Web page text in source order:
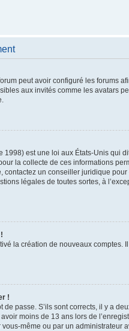
peut avoir configuré les forums
aux invités comme les avatars
1998) est une loi aux États-Unis qui
la collecte de ces informations
contactez un conseiller juridique
légales de toutes sortes, à
la création de nouveaux
!
passe. S’ils sont corrects, il y a
moins de 13 ans lors de
même ou par un administrateur